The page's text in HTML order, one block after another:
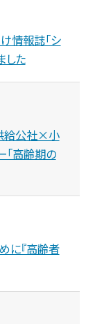
情報誌「シ
した
給公社×小
高齢期の
に『高齢者